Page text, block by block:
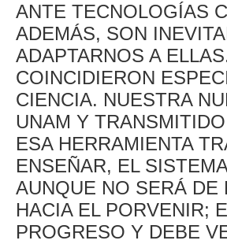
ANTE TECNOLOGÍAS
ADEMÁS, SON
ADAPTARNOS A
COINCIDIERON
CIENCIA. NUESTRA
UNAM Y
ESA HERRAMIENTA
ENSEÑAR, EL
AUNQUE NO SERÁ DE
HACIA EL PORVENIR;
PROGRESO Y DEBE